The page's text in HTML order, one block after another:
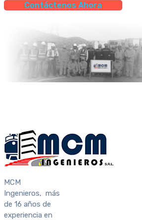
Contáctenos Ahora
MCM
Ingenieros, más
de 16 años de
experiencia en